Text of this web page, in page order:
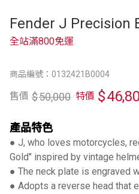
Fender J Precision
商品編號：0132421B0004
全站滿800免運
售價 $50,000 特價 $
產品特色
● J, who loves motorcycles,
Gold" inspired by vintage
● The neck plate is engraved
● Adopts a reverse head that